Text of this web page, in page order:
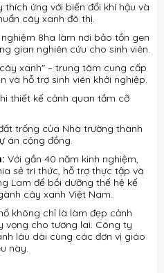
thích ứng với biến đổi khí hậu và
cây xanh đô thị.
8ha làm nơi bảo tồn gen
gian nghiên cứu cho sinh viên.
xanh" – trung tâm cung cấp
và hỗ trợ sinh viên khởi nghiệp.
thiết kế cảnh quan tầm cỡ
trống của Nhà trường thành
án cộng đồng.
Với gần 40 năm kinh nghiệm,
sẻ tri thức, hỗ trợ thực tập và
Lam để bồi dưỡng thế hệ kế
cây xanh Việt Nam.
không chỉ là làm đẹp cảnh
vọng cho tương lai. Công ty
lâu dài cùng các đơn vị giáo
này.